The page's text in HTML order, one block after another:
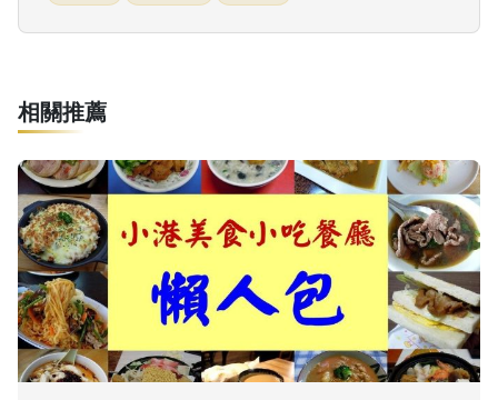
相關推薦